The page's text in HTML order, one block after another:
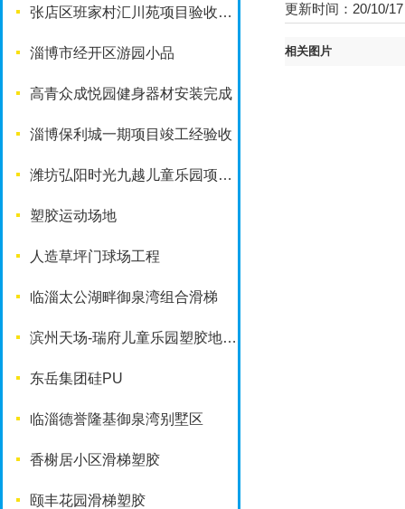
张店区班家村汇川苑项目验收完成
淄博市经开区游园小品
高青众成悦园健身器材安装完成
淄博保利城一期项目竣工经验收
潍坊弘阳时光九越儿童乐园项目竣工啦
塑胶运动场地
人造草坪门球场工程
临淄太公湖畔御泉湾组合滑梯
滨州天场-瑞府儿童乐园塑胶地面改造工程
东岳集团硅PU
临淄德誉隆基御泉湾别墅区
香榭居小区滑梯塑胶
颐丰花园滑梯塑胶
更新时间：20/10/
相关图片